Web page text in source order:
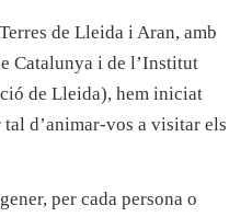
de Lleida i Aran, amb
Catalunya i de l’Institut
de Lleida), hem iniciat
d’animar-vos a visitar els
per cada persona o